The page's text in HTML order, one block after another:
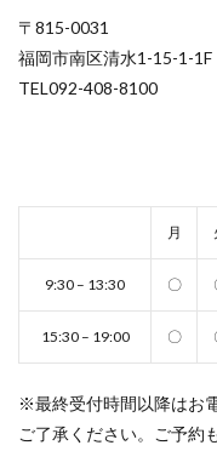
〒815-0031
福岡市南区清水1-15-1-1F
TEL092-408-8100
月
9:30 – 13:30 〇
15:30 – 19:00 〇
※最終受付時間以降はお
ご了承ください。ご予約